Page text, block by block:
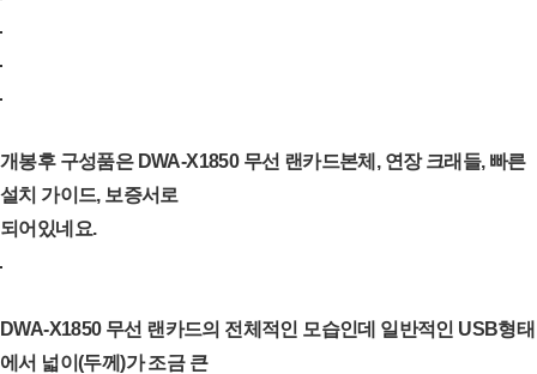
개봉후 구성품은 DWA-X1850 무선 랜카드본체, 연장 크래들, 빠른
설치 가이드, 보증서로
되어있네요.
DWA-X1850 무선 랜카드의 전체적인 모습인데 일반적인 USB형태
에서 넓이(두께)가 조금 큰